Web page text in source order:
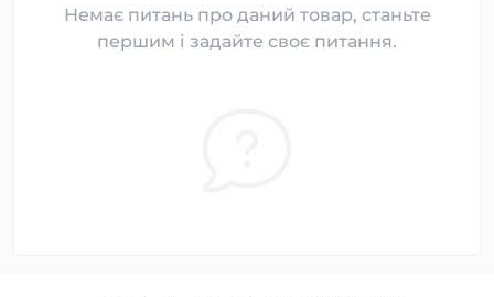
Немає питань про даний товар, станьте
першим і задайте своє питання.